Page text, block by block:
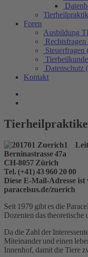
Foren
Ausbildung
Datenschutz
Kontakt
Berninastrasse 47a
CH-8057 Zürich
Tel. (+41) 43 960 20 00
Diese E-Mail-Adresse ist
paracelsus.de/zuerich
Seit 1979 gibt es die
Dozenten das
Da die Zahl der
Miteinander und einen
Innenhof, damit die Tiere